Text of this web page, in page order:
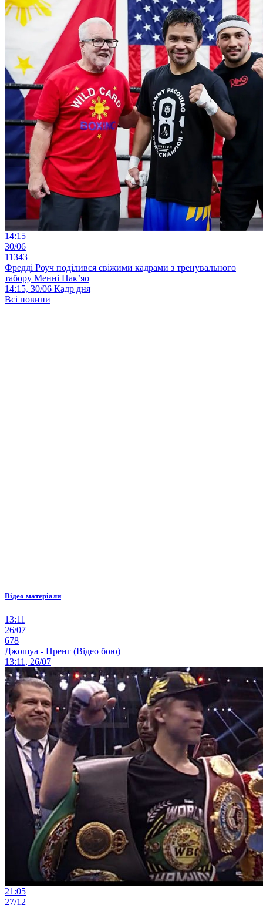
14:15
30/06
11343
Фредді Роуч поділився свіжими кадрами з тренувального
табору Менні Пак’яо
14:15, 30/06 Кадр дня
Всі новини
Відео матеріали
13:11
26/07
678
Джошуа - Пренг (Відео бою)
13:11, 26/07
21:05
27/12